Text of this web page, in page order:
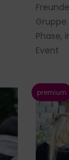
Phase,
Event